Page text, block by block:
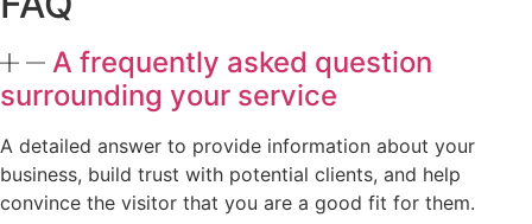
A frequently asked question
surrounding your service
A detailed answer to provide information about your
business, build trust with potential clients, and help
convince the visitor that you are a good fit for them.